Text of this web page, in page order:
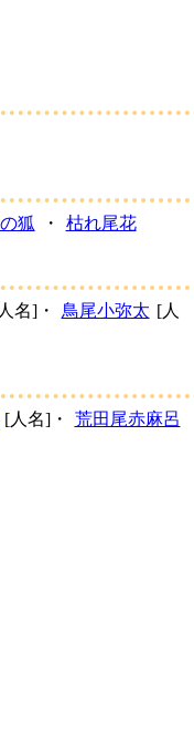
狐 ・
枯れ尾花
名]・ 鳥尾小弥太 [人
[人名]・
荒田尾赤麻呂